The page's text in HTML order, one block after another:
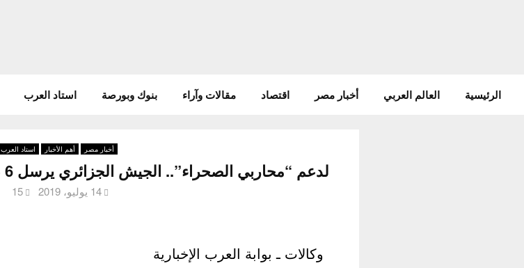
الرئيسية العالم العربي أخبار مصر اقتصاد مقالات وآراء بنوك وبورصة استاد العرب
أخبار مصر أهم الأخبار استاد العرب
لدعم “محاربي الصحراء”.. الجيش الجزائري يرسل 6 طائرات لنقل 600 شخص إلى مصر
14 يوليو، 2019 15
وكالات ـ بوابة العرب الإخبارية